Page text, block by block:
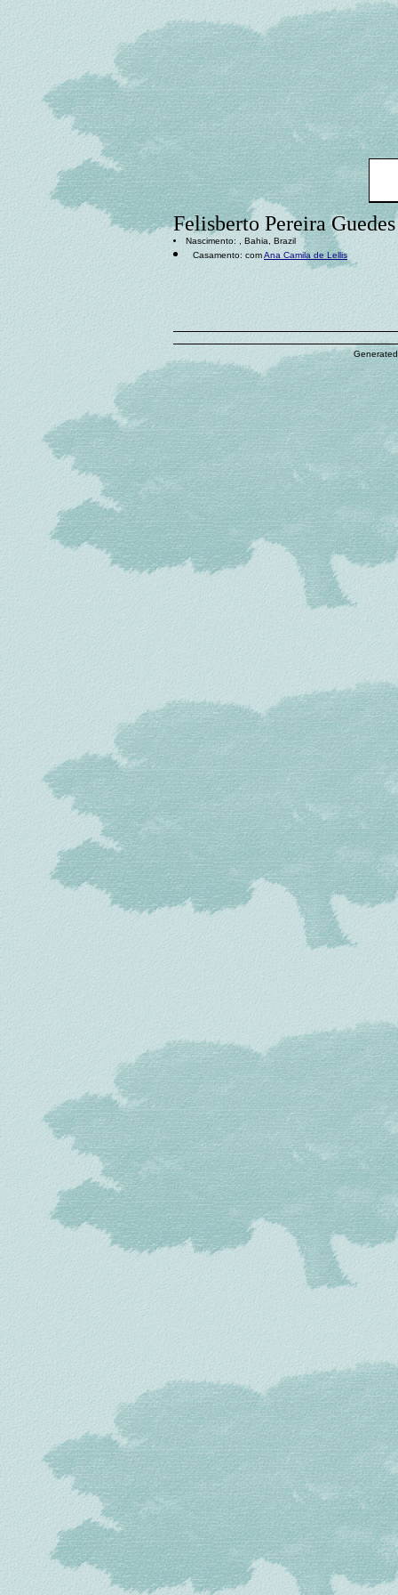
Felisberto Pereira Guedes
Nascimento: , Bahia, Brazil
Casamento: comAna Camila de Lellis